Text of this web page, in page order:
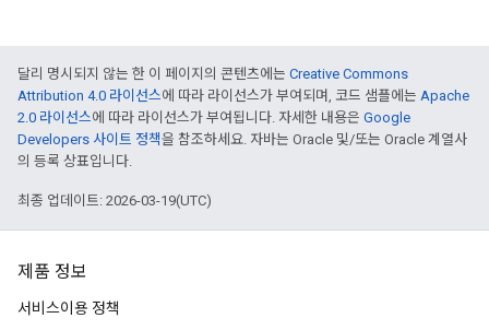
달리 명시되지 않는 한 이 페이지의 콘텐츠에는 Creative Commons
Attribution 4.0 라이선스에 따라 라이선스가 부여되며, 코드 샘플에는 Apache
2.0 라이선스에 따라 라이선스가 부여됩니다. 자세한 내용은 Google
Developers 사이트 정책을 참조하세요. 자바는 Oracle 및/또는 Oracle 계열사
의 등록 상표입니다.
최종 업데이트: 2026-03-19(UTC)
제품 정보
서비스이용 정책